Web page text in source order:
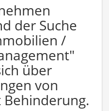
der Suche
/
über
von